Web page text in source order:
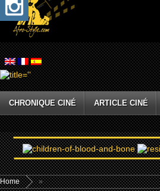
CHRONIQUE CINÉ ARTICLE CINÉ
Home »